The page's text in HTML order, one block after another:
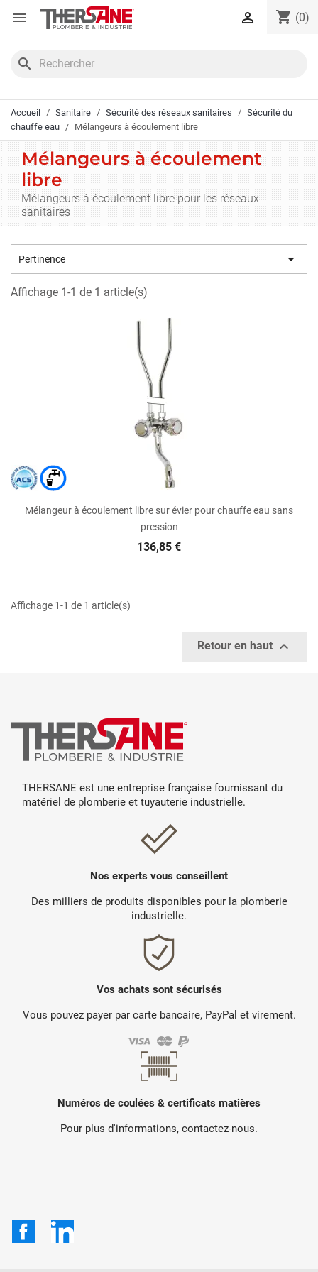
Panneau de gestion des cookies
 shopping_cart (0)

search
Accueil Sanitaire Sécurité des réseaux sanitaires
Sécurité du
chauffe eau
Mélangeurs à écoulement libre
Mélangeurs à écoulement
libre
Mélangeurs à écoulement libre pour les réseaux
sanitaires
Pertinence 
Affichage 1-1 de 1 article(s)
Mélangeur à écoulement libre sur évier pour chauffe eau sans
pression
136,85 €
Affichage 1-1 de 1 article(s)
Retour en haut 
THERSANE est une entreprise française fournissant du
matériel de plomberie et tuyauterie industrielle.
Nos experts vous conseillent
Des milliers de produits disponibles pour la plomberie
industrielle.
Vos achats sont sécurisés
Vous pouvez payer par carte bancaire, PayPal et virement.
Numéros de coulées & certificats matières
Pour plus d'informations, contactez-nous.
FacebookLinkedIn